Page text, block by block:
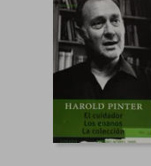
45%
dcto.